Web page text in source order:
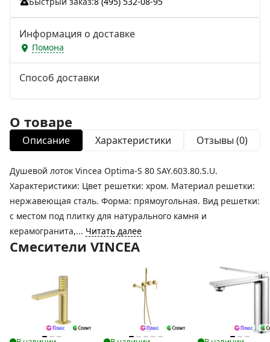
Информация о доставке
Помона
Способ доставки
О товаре
Описание Характеристики Отзывы (0)
Душевой лоток Vincea Optima-S 80 SAY.603.80.S.U.
Характеристики: Цвет решетки: хром. Материал решетки:
нержавеющая сталь. Форма: прямоугольная. Вид решетки:
с местом под плитку для натурального камня и
керамогранита,... Читать далее
Смесители VINCEA